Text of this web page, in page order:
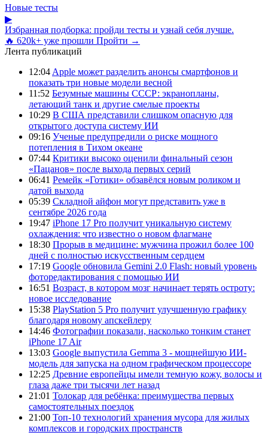
Новые тесты
▶
Избранная подборка: пройди тесты и узнай себя лучше.
🔥 620k+ уже прошли Пройти →
Лента публикаций
12:04 Apple может разделить анонсы смартфонов и
показать три новые модели весной
11:52 Безумные машины СССР: экранопланы,
летающий танк и другие смелые проекты
10:29 В США представили слишком опасную для
открытого доступа систему ИИ
09:16 Ученые предупредили о риске мощного
потепления в Тихом океане
07:44 Критики высоко оценили финальный сезон
«Пацанов» после выхода первых серий
06:41 Ремейк «Готики» обзавёлся новым роликом и
датой выхода
05:39 Складной айфон могут представить уже в
сентябре 2026 года
19:47 iPhone 17 Pro получит уникальную систему
охлаждения: что известно о новом флагмане
18:30 Прорыв в медицине: мужчина прожил более 100
дней с полностью искусственным сердцем
17:19 Google обновила Gemini 2.0 Flash: новый уровень
фоторедактирования с помощью ИИ
16:51 Возраст, в котором мозг начинает терять остроту:
новое исследование
15:38 PlayStation 5 Pro получит улучшенную графику
благодаря новому апскейлеру
14:46 Фотографии показали, насколько тонким станет
iPhone 17 Air
13:03 Google выпустила Gemma 3 - мощнейшую ИИ-
модель для запуска на одном графическом процессоре
12:25 Древние европейцы имели темную кожу, волосы и
глаза даже три тысячи лет назад
21:01 Толокар для ребёнка: преимущества первых
самостоятельных поездок
21:00 Топ-10 технологий хранения мусора для жилых
комплексов и городских пространств